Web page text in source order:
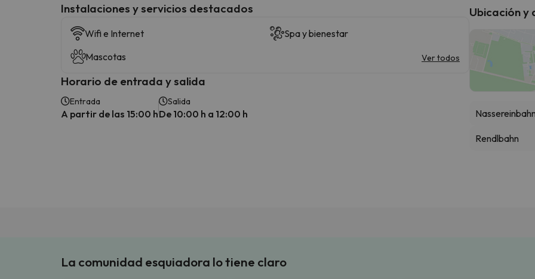
Instalaciones y servicios destacados
Wifi e Internet
Spa y bienestar
Mascotas
Ver todos
Horario de entrada y salida
Entrada
A partir de las 15:00 h
Salida
De 10:00 h a 12:00 h
Ubicación y
Rendlbahn
La comunidad esquiadora lo tiene claro